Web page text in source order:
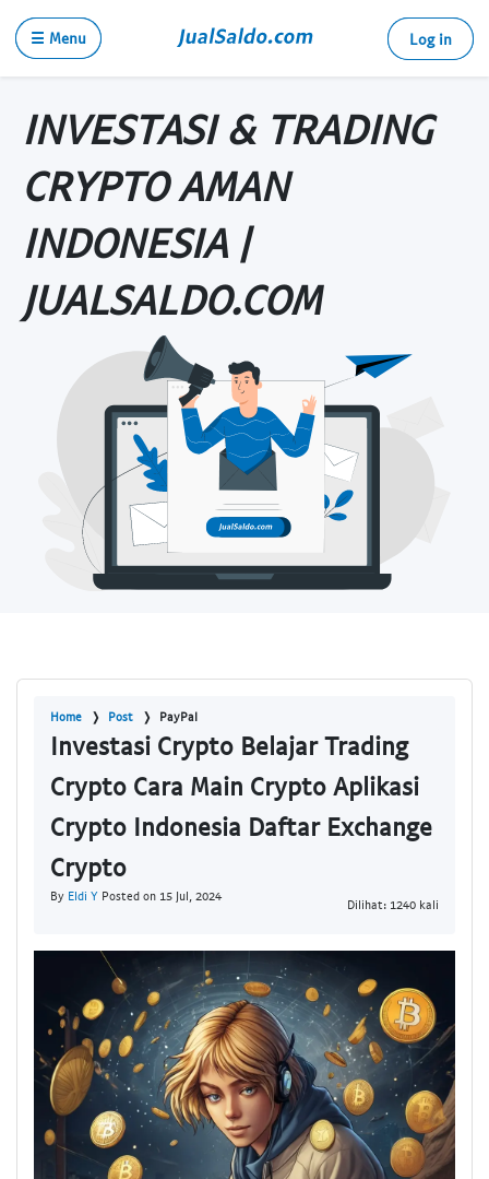
☰ Menu Log in
INVESTASI & TRADING
CRYPTO AMAN
INDONESIA |
JUALSALDO.COM
Home Post PayPal
Investasi Crypto Belajar Trading
Crypto Cara Main Crypto Aplikasi
Crypto Indonesia Daftar Exchange
Crypto
By Eldi Y Posted on 15 Jul, 2024
Dilihat: 1240 kali